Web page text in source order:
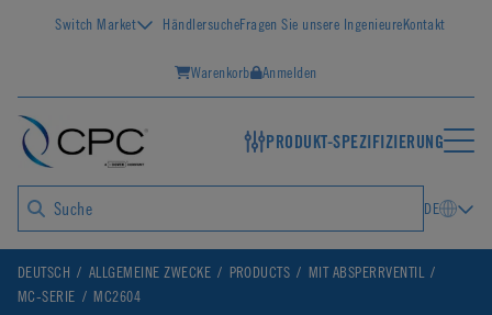
Switch Market HändlersucheFragen Sie unsere IngenieureKontakt
Warenkorb Anmelden
PRODUKT-SPEZIFIZIERUNG
DE
DEUTSCH ALLGEMEINE ZWECKE PRODUCTS
MIT ABSPERRVENTIL
MC-SERIE
MC2604